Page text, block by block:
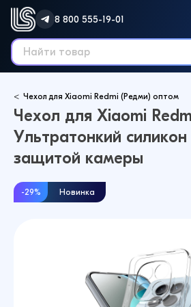
8 800 555-19-01
Чехол для Xiaomi Redmi (Редми) оптом
Чехол для Xiaomi
Ультратонкий
защитой камеры
-29% Новинка